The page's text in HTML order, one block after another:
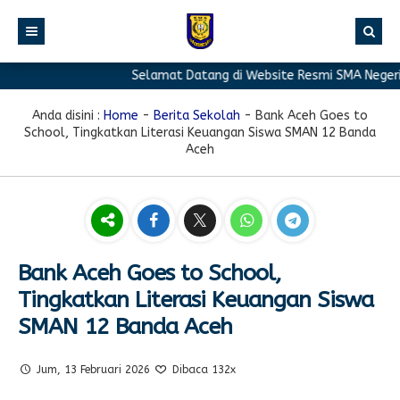
PROFIL
Sambutan Kepala Sekolah
Sejarah Singkat
Struktur Organisasi
Sekolah
Berita Prestasi
Berita Sekolah
Blog Guru
Pengumuman
PROGRAM
Pramuka
PMR
GALERI
FOTO
PPDB
Selamat Datang di Website Resmi SMA Negeri
Anda disini : Home - Berita Sekolah - Bank Aceh Goes to
School, Tingkatkan Literasi Keuangan Siswa SMAN 12 Banda
Aceh
Bank Aceh Goes to School,
Tingkatkan Literasi Keuangan Siswa
SMAN 12 Banda Aceh
Jum, 13 Februari 2026 Dibaca 132x